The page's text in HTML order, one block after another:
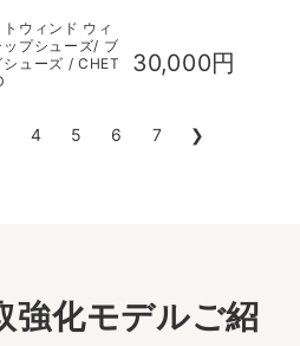
ウィンド ウィ
ップシューズ/ ブ
シューズ / CHET
30,000円
4 5 6 7 ❯
強化モデルご紹